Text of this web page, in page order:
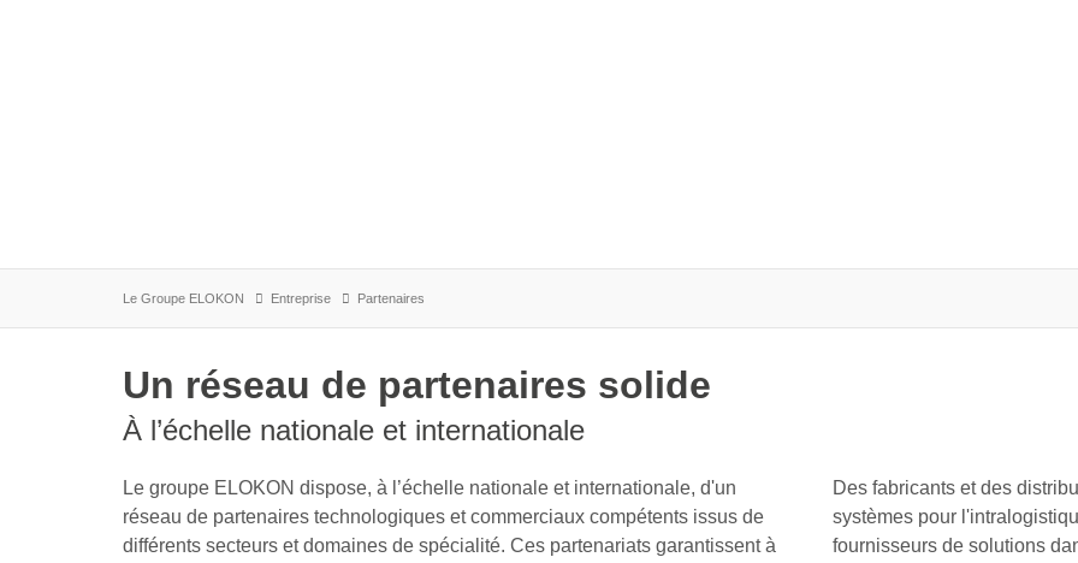
Le Groupe ELOKON Entreprise Partenaires
Un réseau de partenaires solide
À l’échelle nationale et internationale
Le groupe ELOKON dispose, à l’échelle nationale et internationale, d'un
réseau de partenaires technologiques et commerciaux compétents issus de
différents secteurs et domaines de spécialité. Ces partenariats garantissent à
Des fabricants et des
systèmes pour
fournisseurs de solutions